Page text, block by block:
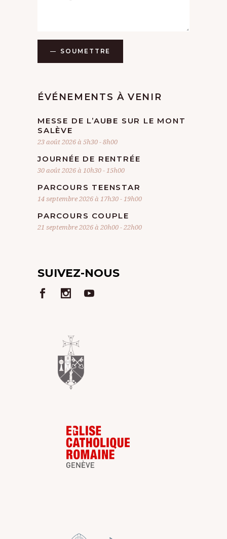
SOUMETTRE
ÉVÉNEMENTS À VENIR
MESSE DE L’AUBE SUR LE MONT
SALÈVE
23 août 2026 à 5h30-8h00
JOURNÉE DE RENTRÉE
30 août 2026 à 10h30-15h00
PARCOURS TEENSTAR
14 septembre 2026 à 17h30-19h00
PARCOURS COUPLE
21 septembre 2026 à 20h00-22h00
SUIVEZ-NOUS